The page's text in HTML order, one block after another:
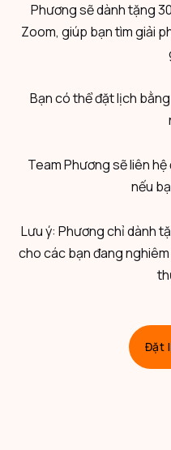
Phương sẽ dành tặng
Zoom, giúp bạn tìm giải
Bạn có thể đặt lịch
Team Phương sẽ liên
nếu
Lưu ý: Phương chỉ dành
cho các bạn đang
Đặt